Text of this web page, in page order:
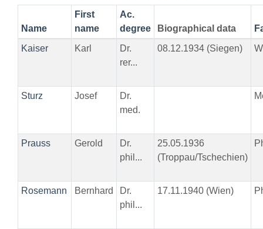
Name
First
name
Ac.
degree
Biographical data
Kaiser
Karl
Dr.
rer...
08.12.1934 (Siegen)
Sturz Josef
Dr.
med.
Prauss Gerold
Dr.
phil...
25.05.1936
(Troppau/Tschechien)
Rosemann Bernhard
Dr.
phil...
17.11.1940 (Wien)